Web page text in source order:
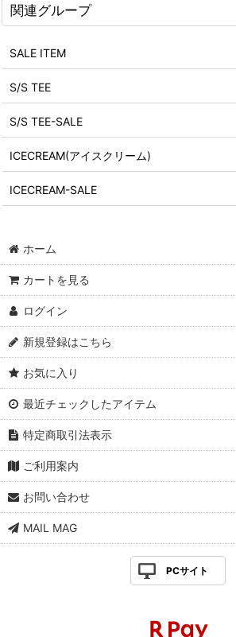
関連グループ
SALE ITEM
S/S TEE
S/S TEE-SALE
ICECREAM(アイスクリーム)
ICECREAM-SALE
ホーム
カートを見る
ログイン
新規登録はこちら
お気に入り
最近チェックしたアイテム
特定商取引法表示
ご利用案内
お問い合わせ
MAIL MAG
PCサイト